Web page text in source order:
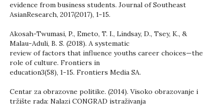
evidence from business students. Journal of Southeast
AsianResearch, 2017(2017), 1-15.
Akosah-Twumasi, P., Emeto, T. I., Lindsay, D., Tsey, K., &
Malau-Aduli, B. S. (2018). A systematic
review of factors that influence youths career choices—the
role of culture. Frontiers in
education3(58), 1-15. Frontiers Media SA.
Centar za obrazovne politike. (2014). Visoko obrazovanje i
tržište rada: Nalazi CONGRAD istraživanja